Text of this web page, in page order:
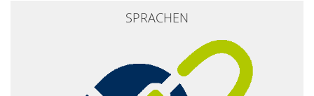
SPRACHEN